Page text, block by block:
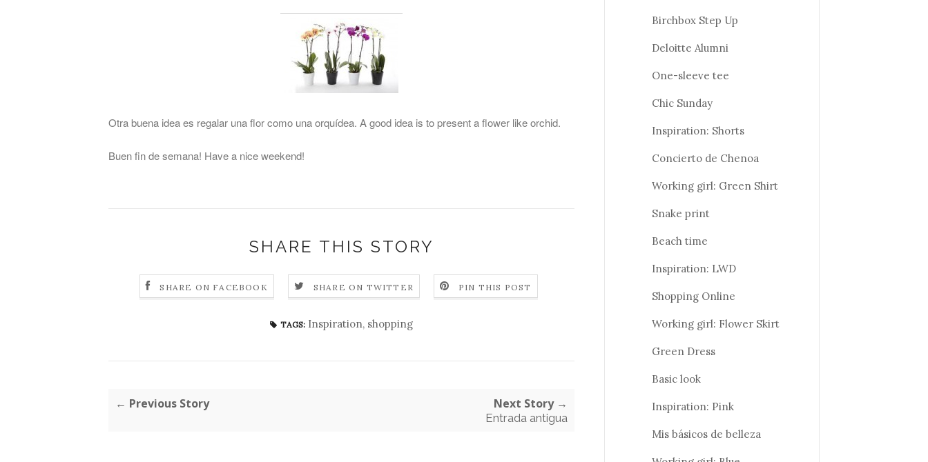
Otra buena idea es regalar una flor como una orquídea. A good idea is to present a flower like orchid.
Buen fin de semana! Have a nice weekend!
SHARE THIS STORY
SHARE ON FACEBOOK SHARE ON TWITTER PIN THIS POST
TAGS: Inspiration, shopping
← Previous Story Next Story →
Entrada antigua
Birchbox Step Up
Deloitte Alumni
One-sleeve tee
Chic Sunday
Inspiration: Shorts
Concierto de Chenoa
Working girl: Green Shirt
Snake print
Beach time
Inspiration: LWD
Shopping Online
Working girl: Flower Skirt
Green Dress
Basic look
Inspiration: Pink
Mis básicos de belleza